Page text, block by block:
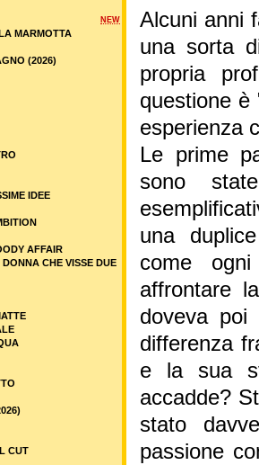
Alcuni anni
una sorta
propria
questione è
esperienza
Le prime
sono
una
come
affrontare
doveva
differenza
e la sua
accadde?
stato
passione
NEW
MARMOTTA
(2026)
IDEE
AFFAIR
CHE VISSE DUE
CUT